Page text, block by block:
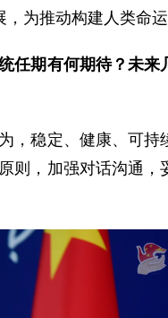
为推动构建人类命运
任期有何期待？未
，稳定、健康、可
则，加强对话沟通，